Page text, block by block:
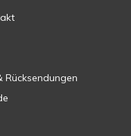
Rücksendungen